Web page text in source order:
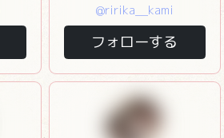
@ririka__kami
フォローする